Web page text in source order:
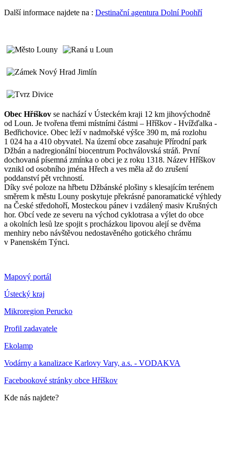
Další informace najdete na : Destinační agentura Dolní Poohří
Obec Hříškov se nachází v Ústeckém kraji 12 km jihovýchodně
od Loun. Je tvořena třemi místními částmi – Hříškov - Hvížďalka -
Bedřichovice. Obec leží v nadmořské výšce 390 m, má rozlohu
1 024 ha a 410 obyvatel. Na území obce zasahuje Přírodní park
Džbán a nadregionální biocentrum Pochválovská stráň. První
dochovaná písemná zmínka o obci je z roku 1318. Název Hříškov
vznikl od osobního jména Hřech a ves měla až do zrušení
poddanství pět vrchností.
Díky své poloze na hřbetu Džbánské plošiny s klesajícím terénem
směrem k městu Louny poskytuje překrásné panoramatické výhledy
na České středohoří, Mosteckou pánev i vzdálený masiv Krušných
hor. Obcí vede ze severu na východ cyklotrasa a výlet do obce
a okolních lesů lze spojit s procházkou lipovou alejí se dvěma
menhiry nebo návštěvou nedostavěného gotického chrámu
v Panenském Týnci.
Mapový portál
Ústecký kraj
Mikroregion Perucko
Profil zadavatele
Ekolamp
Vodárny a kanalizace Karlovy Vary, a.s. - VODAKVA
Facebookové stránky obce Hříškov
Kde nás najdete?